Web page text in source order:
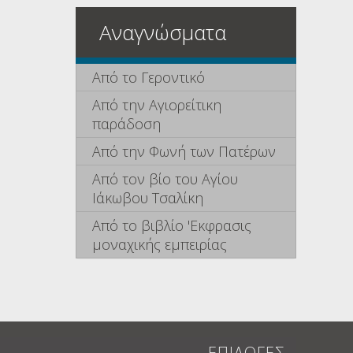
Αναγνώσματα
Από το Γεροντικό
Από την Αγιορείτικη
παράδοση
Από την Φωνή των Πατέρων
Από τον βίο του Αγίου
Ιάκωβου Τσαλίκη
Από το βιβλίο 'Εκφρασις
μοναχικής εμπειρίας